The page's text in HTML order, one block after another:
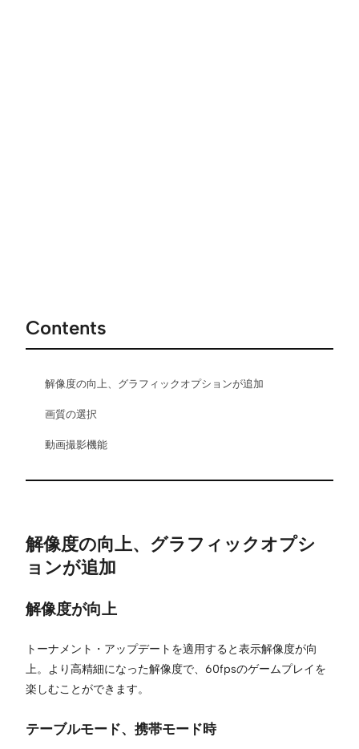
Contents
解像度の向上、グラフィックオプションが追加
画質の選択
動画撮影機能
解像度の向上、グラフィックオプシ
ョンが追加
解像度が向上
トーナメント・アップデートを適用すると表示解像度が向
上。より高精細になった解像度で、60fpsのゲームプレイを
楽しむことができます。
テーブルモード、携帯モード時